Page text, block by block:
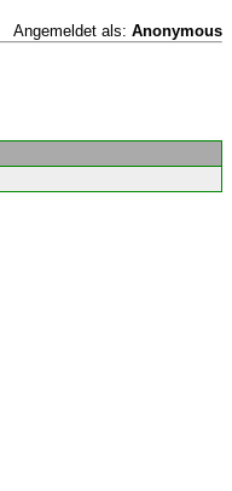
Angemeldet als: Anonymous